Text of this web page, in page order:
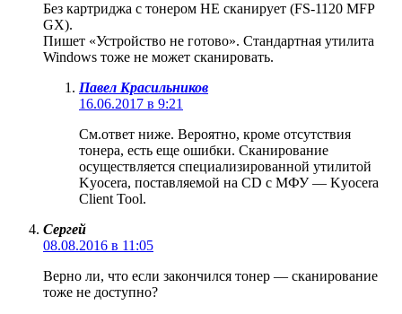
Без картриджа с тонером НЕ сканирует (FS-1120 MFP
GX).
Пишет «Устройство не готово». Стандартная утилита
Windows тоже не может сканировать.
Павел Красильников
16.06.2017 в 9:21
См.ответ ниже. Вероятно, кроме отсутствия
тонера, есть еще ошибки. Сканирование
осуществляется специализированной утилитой
Kyocera, поставляемой на CD с МФУ — Kyocera
Client Tool.
Сергей
08.08.2016 в 11:05
Верно ли, что если закончился тонер — сканирование
тоже не доступно?